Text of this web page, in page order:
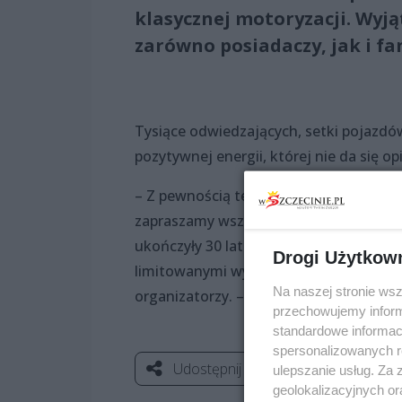
klasycznej motoryzacji.
zarówno posiadaczy, jak i
Tysiące odwiedzających, setki
pozytywnej energii, której nie da się
– Z pewnością ten dzień na długo
zapraszamy wszystkich miłośników
ukończyły 30 lat od daty ich
limitowanymi wyprodukowanymi
organizatorzy. – Ta impreza jest dla
Udostępnij
Drogi
Na naszej stronie
przechowujemy
standardowe
spersonalizowanych
ulepszanie usług.
geolokalizacyjnych